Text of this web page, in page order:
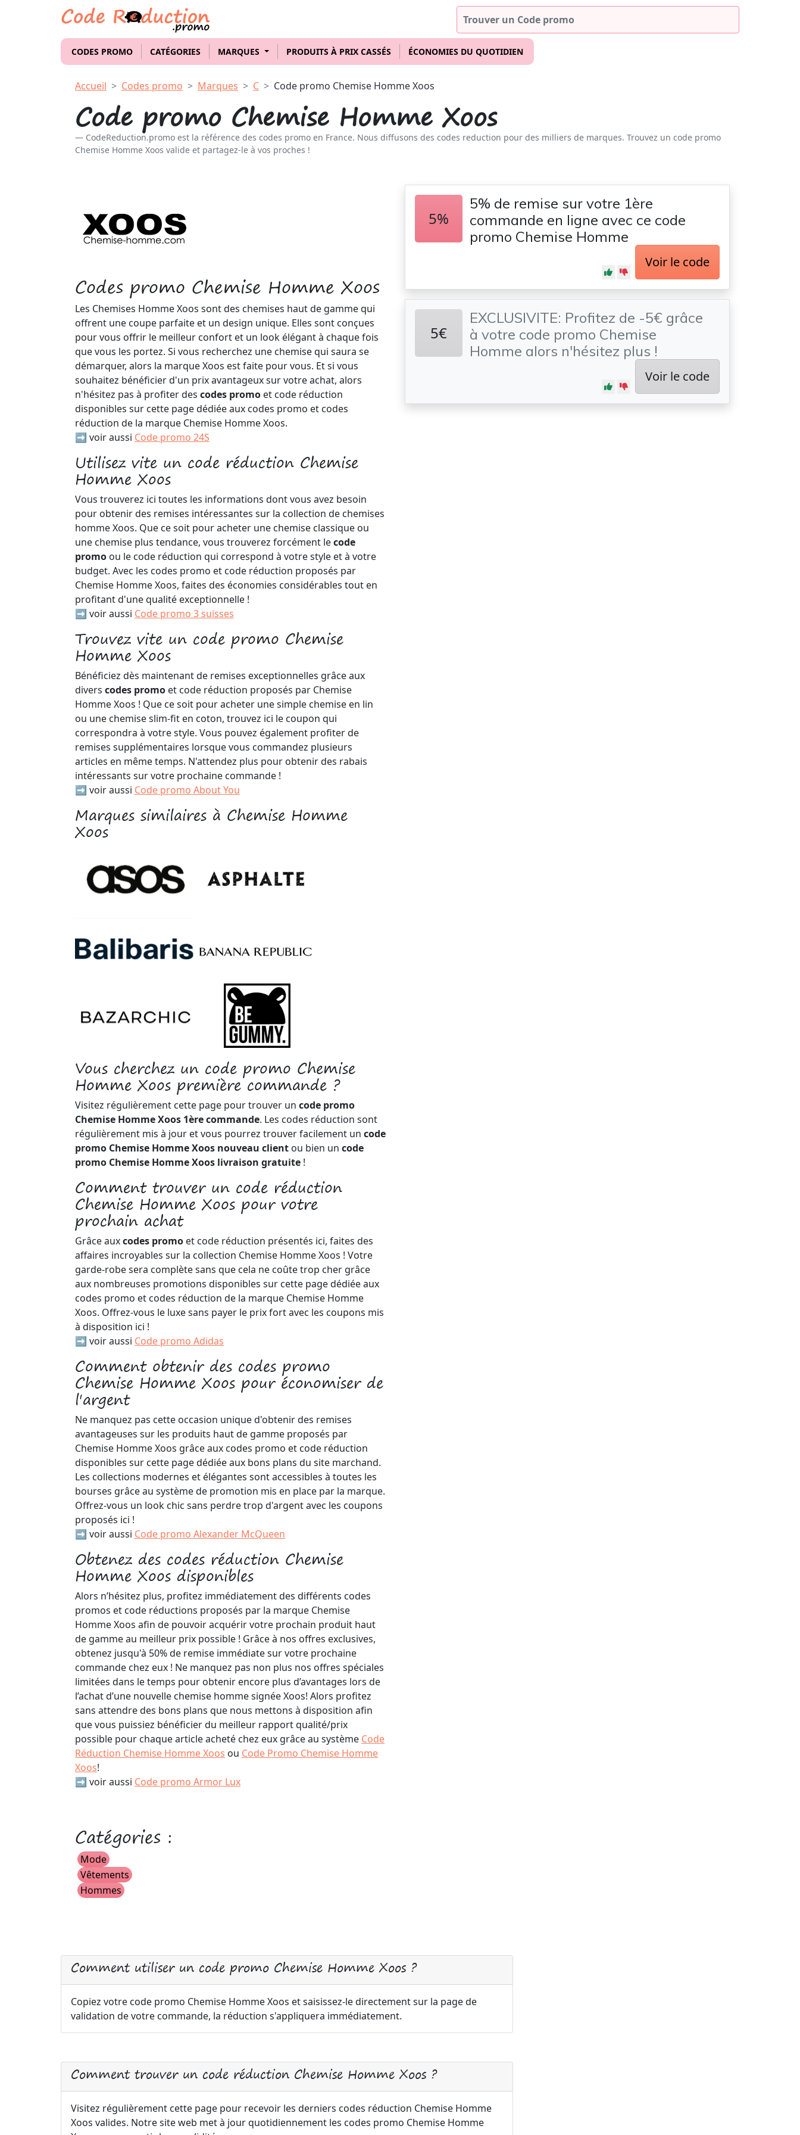
CODES PROMO CATÉGORIES MARQUES PRODUITS À PRIX CASSÉS ÉCONOMIES DU QUOTIDIEN
Accueil Codes promo Marques C Code promo Chemise Homme Xoos
Code promo Chemise Homme Xoos
CodeReduction.promo est la référence des codes promo en France. Nous diffusons des codes reduction pour des milliers de marques. Trouvez un code promo
Chemise Homme Xoos valide et partagez-le à vos proches !
Codes promo Chemise Homme Xoos
Les Chemises Homme Xoos sont des chemises haut de gamme qui
offrent une coupe parfaite et un design unique. Elles sont conçues
pour vous offrir le meilleur confort et un look élégant à chaque fois
que vous les portez. Si vous recherchez une chemise qui saura se
démarquer, alors la marque Xoos est faite pour vous. Et si vous
souhaitez bénéficier d'un prix avantageux sur votre achat, alors
n'hésitez pas à profiter des codes promo et code réduction
disponibles sur cette page dédiée aux codes promo et codes
réduction de la marque Chemise Homme Xoos.
➡️ voir aussi Code promo 24S
Utilisez vite un code réduction Chemise
Homme Xoos
Vous trouverez ici toutes les informations dont vous avez besoin
pour obtenir des remises intéressantes sur la collection de chemises
homme Xoos. Que ce soit pour acheter une chemise classique ou
une chemise plus tendance, vous trouverez forcément lecode
promo ou le code réduction qui correspond à votre style et à votre
budget. Avec les codes promo et code réduction proposés par
Chemise Homme Xoos, faites des économies considérables tout en
profitant d'une qualité exceptionnelle !
➡️ voir aussi Code promo 3 suisses
Trouvez vite un code promo Chemise
Homme Xoos
Bénéficiez dès maintenant de remises exceptionnelles grâce aux
divers codes promo et code réduction proposés par Chemise
Homme Xoos ! Que ce soit pour acheter une simple chemise en lin
ou une chemise slim-fit en coton, trouvez ici le coupon qui
correspondra à votre style. Vous pouvez également profiter de
remises supplémentaires lorsque vous commandez plusieurs
articles en même temps. N'attendez plus pour obtenir des rabais
intéressants sur votre prochaine commande !
➡️ voir aussi Code promo About You
Marques similaires à Chemise Homme
Xoos
Vous cherchez un code promo Chemise
Homme Xoos première commande ?
Visitez régulièrement cette page pour trouver un code promo
Chemise Homme Xoos 1ère commande. Les codes réduction sont
régulièrement mis à jour et vous pourrez trouver facilement un code
promo Chemise Homme Xoos nouveau client ou bien un code
promo Chemise Homme Xoos livraison gratuite !
Comment trouver un code réduction
Chemise Homme Xoos pour votre
prochain achat
Grâce auxcodes promo et code réduction présentés ici, faites des
affaires incroyables sur la collection Chemise Homme Xoos ! Votre
garde-robe sera complète sans que cela ne coûte trop cher grâce
aux nombreuses promotions disponibles sur cette page dédiée aux
codes promo et codes réduction de la marque Chemise Homme
Xoos. Offrez-vous le luxe sans payer le prix fort avec les coupons mis
à disposition ici !
➡️ voir aussi Code promo Adidas
Comment obtenir des codes promo
Chemise Homme Xoos pour économiser de
l'argent
Ne manquez pas cette occasion unique d'obtenir des remises
avantageuses sur les produits haut de gamme proposés par
Chemise Homme Xoos grâce aux codes promo et code réduction
disponibles sur cette page dédiée aux bons plans du site marchand.
Les collections modernes et élégantes sont accessibles à toutes les
bourses grâce au système de promotion mis en place par la marque.
Offrez-vous un look chic sans perdre trop d'argent avec les coupons
proposés ici !
➡️ voir aussi Code promo Alexander McQueen
Obtenez des codes réduction Chemise
Homme Xoos disponibles
Alors n’hésitez plus, profitez immédiatement des différents codes
promos et code réductions proposés par la marque Chemise
Homme Xoos afin de pouvoir acquérir votre prochain produit haut
de gamme au meilleur prix possible ! Grâce à nos offres exclusives,
obtenez jusqu'à 50% de remise immédiate sur votre prochaine
commande chez eux ! Ne manquez pas non plus nos offres spéciales
limitées dans le temps pour obtenir encore plus d’avantages lors de
l’achat d’une nouvelle chemise homme signée Xoos! Alors profitez
sans attendre des bons plans que nous mettons à disposition afin
que vous puissiez bénéficier du meilleur rapport qualité/prix
possible pour chaque article acheté chez eux grâce au système Code
Réduction Chemise Homme Xoos ou Code Promo Chemise Homme
Xoos!
➡️ voir aussi Code promo Armor Lux
Catégories :
Mode
Vêtements
Hommes
5%
5% de remise sur votre 1ère
commande en ligne avec ce code
promo Chemise Homme
Voir le code
5€
EXCLUSIVITE: Profitez de -5€ grâce
à votre code promo Chemise
Homme alors n'hésitez plus !
Voir le code
Comment utiliser un code promo Chemise Homme Xoos ?
Copiez votre code promo Chemise Homme Xoos et saisissez-le directement sur la page de
validation de votre commande, la réduction s'appliquera immédiatement.
Comment trouver un code réduction Chemise Homme Xoos ?
Visitez régulièrement cette page pour recevoir les derniers codes réduction Chemise Homme
Xoos valides. Notre site web met à jour quotidiennement les codes promo Chemise Homme